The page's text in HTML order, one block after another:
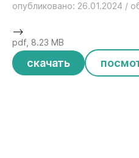
опубликовано: 26.01.2024 /
скачать
-->
pdf, 8.23 MB